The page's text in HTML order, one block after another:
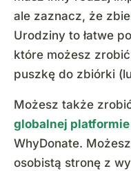
ale zaznacz, że
Urodziny to łatwe
które możesz
puszkę do zbiórki
Możesz także
globalnej
WhyDonate.
osobistą stronę z